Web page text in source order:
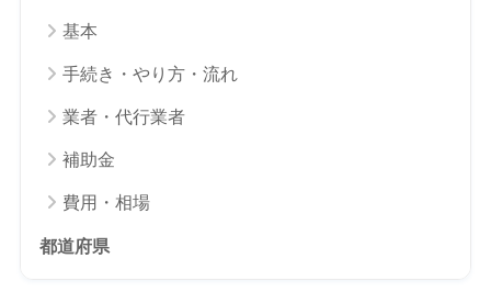
基本
手続き・やり方・流れ
業者・代行業者
補助金
費用・相場
都道府県